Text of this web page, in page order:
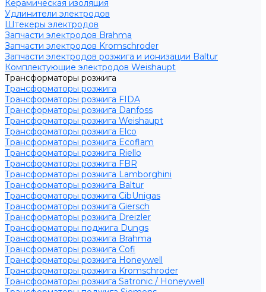
Керамическая изоляция
Удлинители электродов
Штекеры электродов
Запчасти электродов Brahma
Запчасти электродов Kromschroder
Запчасти электродов розжига и ионизации Baltur
Комплектующие электродов Weishaupt
Трансформаторы розжига
Трансформаторы розжига
Трансформаторы розжига FIDA
Трансформаторы розжига Danfoss
Трансформаторы розжига Weishaupt
Трансформаторы розжига Elco
Трансформаторы розжига Ecoflam
Трансформаторы розжига Riello
Трансформаторы розжига FBR
Трансформаторы розжига Lamborghini
Трансформаторы розжига Baltur
Трансформаторы розжига CibUnigas
Трансформаторы розжига Giersch
Трансформаторы розжига Dreizler
Трансформаторы поджига Dungs
Трансформаторы розжига Brahma
Трансформаторы розжига Cofi
Трансформаторы розжига Honeywell
Трансформаторы розжига Kromschroder
Трансформаторы розжига Satronic / Honeywell